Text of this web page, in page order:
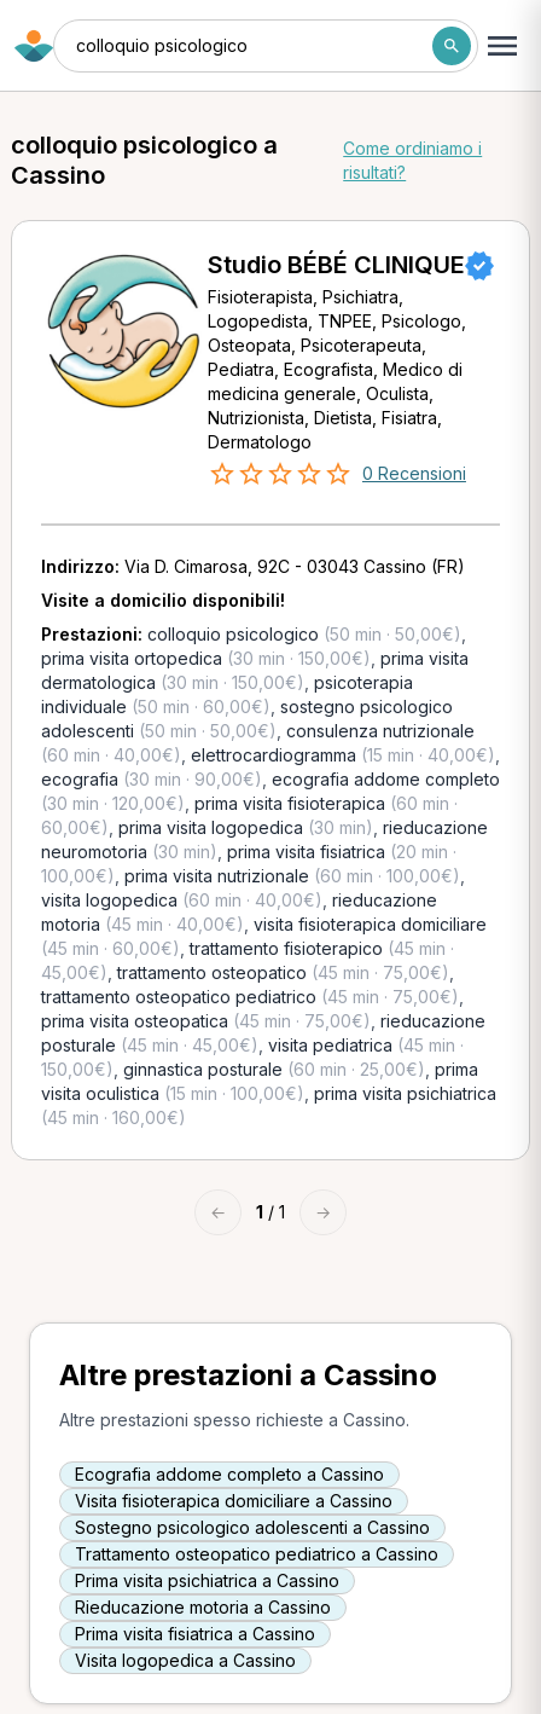
colloquio psicologico
colloquio psicologico a
Cassino
Come ordiniamo i
risultati?
Studio BÉBÉ CLINIQUE
Fisioterapista, Psichiatra,
Logopedista, TNPEE, Psicologo,
Osteopata, Psicoterapeuta,
Pediatra, Ecografista, Medico di
medicina generale, Oculista,
Nutrizionista, Dietista, Fisiatra,
Dermatologo
0 Recensioni
Indirizzo: Via D. Cimarosa, 92C - 03043 Cassino (FR)
Visite a domicilio disponibili!
Prestazioni: colloquio psicologico (50 min · 50,00€)
prima visita ortopedica (30 min · 150,00€) prima visita
dermatologica (30 min · 150,00€) psicoterapia
individuale (50 min · 60,00€) sostegno psicologico
adolescenti (50 min · 50,00€) consulenza nutrizionale
(60 min · 40,00€) elettrocardiogramma (15 min · 40,00€)
ecografia (30 min · 90,00€) ecografia addome completo
(30 min · 120,00€) prima visita fisioterapica (60 min ·
60,00€) prima visita logopedica (30 min) rieducazione
neuromotoria (30 min) prima visita fisiatrica (20 min ·
100,00€) prima visita nutrizionale (60 min · 100,00€)
visita logopedica (60 min · 40,00€) rieducazione
motoria (45 min · 40,00€) visita fisioterapica domiciliare
(45 min · 60,00€) ,trattamento fisioterapico (45 min ·
45,00€) ,trattamento osteopatico (45 min · 75,00€)
trattamento osteopatico pediatrico (45 min · 75,00€)
prima visita osteopatica (45 min · 75,00€) rieducazione
posturale (45 min · 45,00€) visita pediatrica (45 min ·
150,00€) ginnastica posturale (60 min · 25,00€) prima
visita oculistica (15 min · 100,00€) prima visita psichiatrica
(45 min · 160,00€)
← 1 / 1 →
Altre prestazioni a Cassino
Altre prestazioni spesso richieste a Cassino.
Ecografia addome completo a Cassino
Visita fisioterapica domiciliare a Cassino
Sostegno psicologico adolescenti a Cassino
Trattamento osteopatico pediatrico a Cassino
Prima visita psichiatrica a Cassino
Rieducazione motoria a Cassino
Prima visita fisiatrica a Cassino
Visita logopedica a Cassino